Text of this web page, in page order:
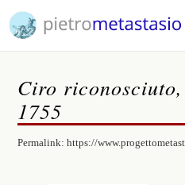
Ciro
1755
Permalink:https://